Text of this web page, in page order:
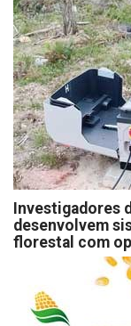
Investigadores
desenvolvem
florestal com